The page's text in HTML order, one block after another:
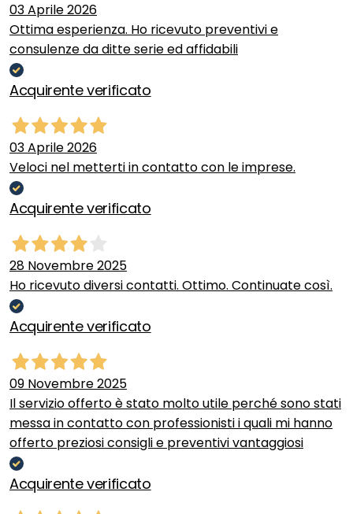
03 Aprile 2026
Ottima esperienza. Ho ricevuto preventivi e
consulenze da ditte serie ed affidabili
Acquirente verificato
03 Aprile 2026
Veloci nel metterti in contatto con le imprese.
Acquirente verificato
28 Novembre 2025
Ho ricevuto diversi contatti. Ottimo. Continuate così.
Acquirente verificato
09 Novembre 2025
Il servizio offerto è stato molto utile perché sono stati
messa in contatto con professionisti i quali mi hanno
offerto preziosi consigli e preventivi vantaggiosi
Acquirente verificato